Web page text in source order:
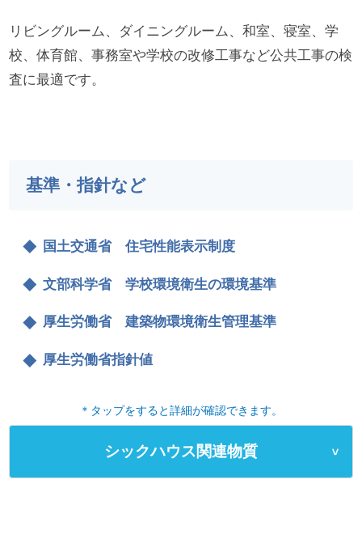
リビングルーム、ダイニングルーム、和室、寝室、学
校、体育館、事務室や学校の改修工事など公共工事の検
査に最適です。
基準・指針など
国土交通省 住宅性能表示制度
文部科学省 学校環境衛生の環境基準
厚生労働省 建築物環境衛生管理基準
厚生労働省指針値
＊タップをすると詳細が確認できます。
シックハウス関連物質